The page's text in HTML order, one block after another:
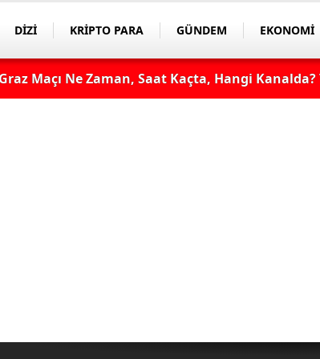
DİZİ KRİPTO PARA GÜNDEM EKONOMİ
Maçı Ne Zaman, Saat Kaçta, Hangi Kanalda?